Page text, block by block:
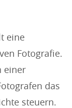
eine
Fotografie.
einer
das
steuern.